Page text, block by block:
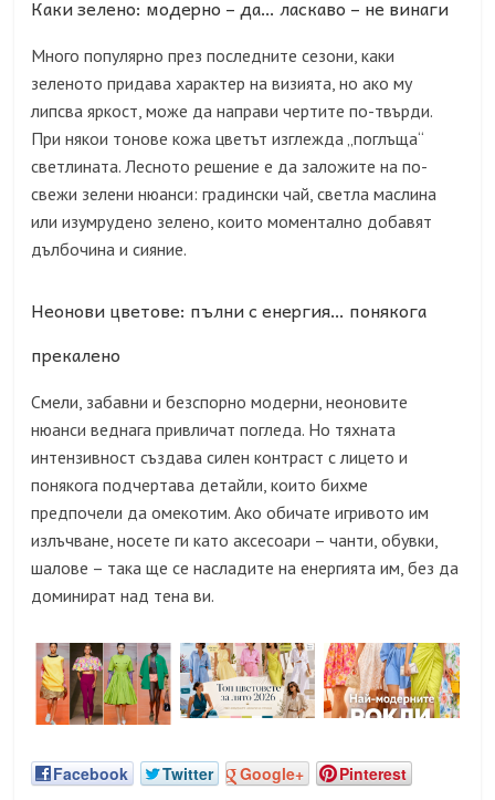
Каки зелено: модерно – да… ласкаво – не винаги
Много популярно през последните сезони, каки
зеленото придава характер на визията, но ако му
липсва яркост, може да направи чертите по-твърди.
При някои тонове кожа цветът изглежда „поглъща“
светлината. Лесното решение е да заложите на по-
свежи зелени нюанси: градински чай, светла маслина
или изумрудено зелено, които моментално добавят
дълбочина и сияние.
Неонови цветове: пълни с енергия… понякога
прекалено
Смели, забавни и безспорно модерни, неоновите
нюанси веднага привличат погледа. Но тяхната
интензивност създава силен контраст с лицето и
понякога подчертава детайли, които бихме
предпочели да омекотим. Ако обичате игривото им
излъчване, носете ги като аксесоари – чанти, обувки,
шалове – така ще се насладите на енергията им, без да
доминират над тена ви.
Facebook Twitter Google+ Pinterest